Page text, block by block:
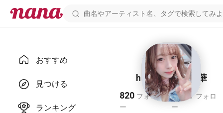
おすすめ
見つける
ランキング
horizon feat 萌華
820 フォロワ
ー
2,267 フォロ
ー